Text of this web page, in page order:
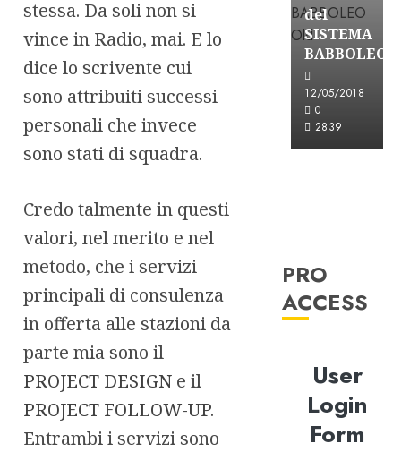
stessa. Da soli non si
vince in Radio, mai. E lo
dice lo scrivente cui
sono attribuiti successi
personali che invece
sono stati di squadra.
Credo talmente in questi
valori, nel merito e nel
metodo, che i servizi
principali di consulenza
in offerta alle stazioni da
parte mia sono il
PROJECT DESIGN e il
PROJECT FOLLOW-UP.
Entrambi i servizi sono
del
SISTEMA
BABBOLEO
12/05/2018
0
2839
PRO
ACCESS
User
Login
Form